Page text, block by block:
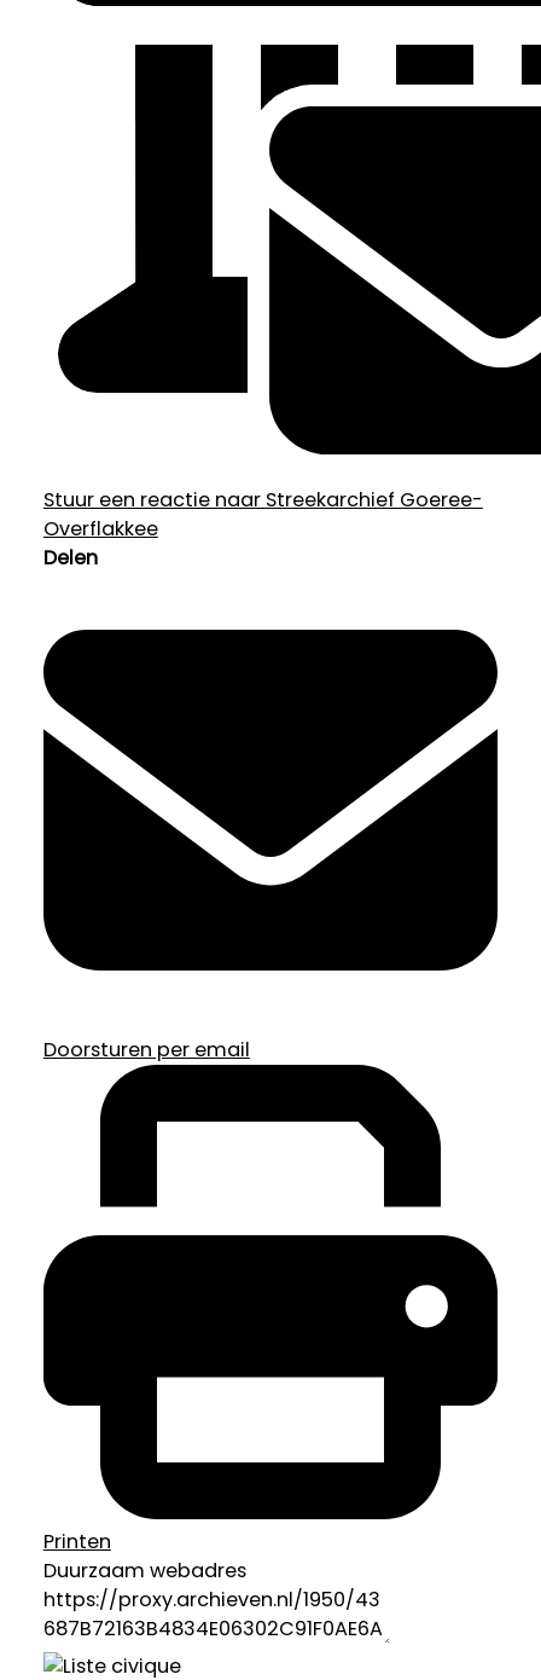
Stuur een reactie naar Streekarchief Goeree-
Overflakkee
Delen
Doorsturen per email
Printen
Duurzaam webadres